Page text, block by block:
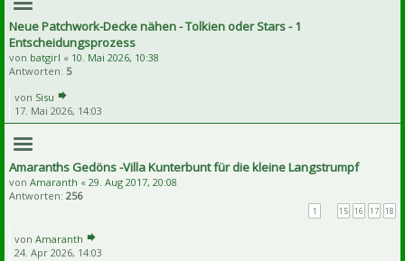
Neue Patchwork-Decke nähen - Tolkien oder Stars - 1
Entscheidungsprozess
von batgirl « 10. Mai 2026, 10:38
Antworten: 5
von Sisu
17. Mai 2026, 14:03
Amaranths Gedöns -Villa Kunterbunt für die kleine Langstrumpf
von Amaranth « 29. Aug 2017, 20:08
Antworten: 256
1 15 16 17 18
von Amaranth
24. Apr 2026, 14:03